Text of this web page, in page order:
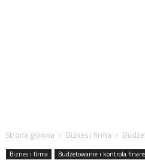
Strona główna Biznes i firma
Biznes i firma Budżetowanie i kontrola